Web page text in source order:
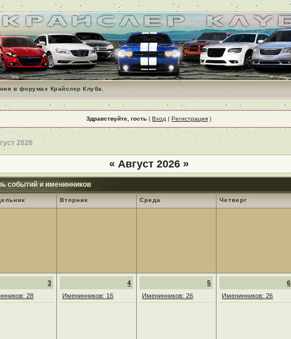
в форумах Крайслер Клуба.
Здравствуйте, гость (Вход |Регистрация )
2026
« Август 2026 »
событий и именинников
Вторник Среда Четверг
3
28
4
Именинников: 16
5
Именинников: 26
6
Именинников: 26